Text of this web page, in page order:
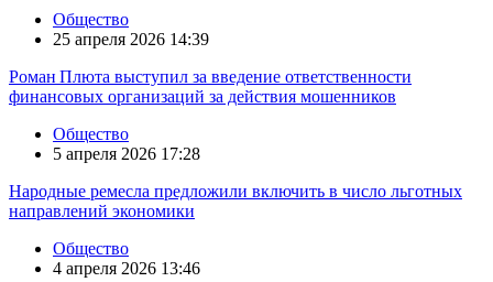
Общество
25 апреля 2026 14:39
Роман Плюта выступил за введение ответственности
финансовых организаций за действия мошенников
Общество
5 апреля 2026 17:28
Народные ремесла предложили включить в число льготных
направлений экономики
Общество
4 апреля 2026 13:46